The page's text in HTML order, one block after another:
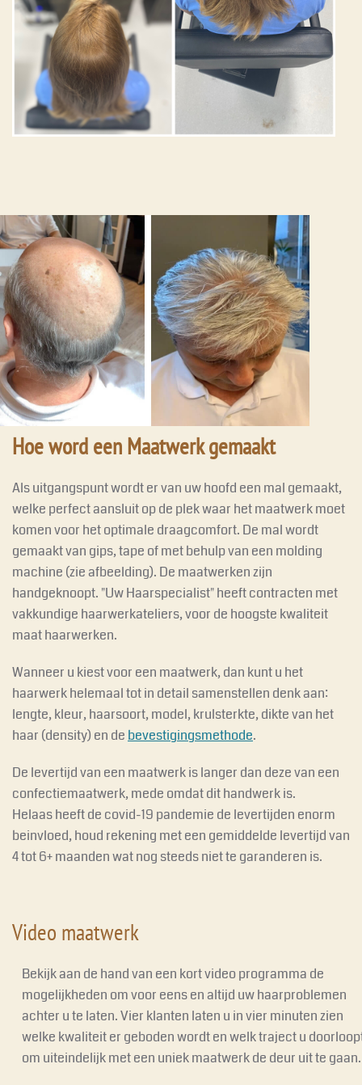
Hoe word een Maatwerk gemaakt
Als uitgangspunt wordt er van uw hoofd een mal gemaakt,
welke perfect aansluit op de plek waar het maatwerk moet
komen voor het optimale draagcomfort. De mal wordt
gemaakt van gips, tape of met behulp van een molding
machine (zie afbeelding). De maatwerken zijn
handgeknoopt. "Uw Haarspecialist" heeft contracten met
vakkundige haarwerkateliers, voor de hoogste kwaliteit
maat haarwerken.
Wanneer u kiest voor een maatwerk, dan kunt u het
haarwerk helemaal tot in detail samenstellen denk aan:
lengte, kleur, haarsoort, model, krulsterkte, dikte van het
haar (density) en de bevestigingsmethode.
De levertijd van een maatwerk is langer dan deze van een
confectiemaatwerk, mede omdat dit handwerk is.
Helaas heeft de covid-19 pandemie de levertijden enorm
beinvloed, houd rekening met een gemiddelde levertijd van
4 tot 6+ maanden wat nog steeds niet te garanderen is.
Video maatwerk
Bekijk aan de hand van een kort video programma de
mogelijkheden om voor eens en altijd uw haarproblemen
achter u te laten. Vier klanten laten u in vier minuten zien
welke kwaliteit er geboden wordt en welk traject u
om uiteindelijk met een uniek maatwerk de deur uit te gaan.